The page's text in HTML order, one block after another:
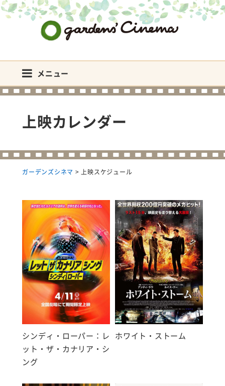
メニュー
上映カレンダー
ガーデンズシネマ >上映スケジュール
シンディ・ローパー：レ
ット・ザ・カナリア・シ
ング
ホワイト・ストーム